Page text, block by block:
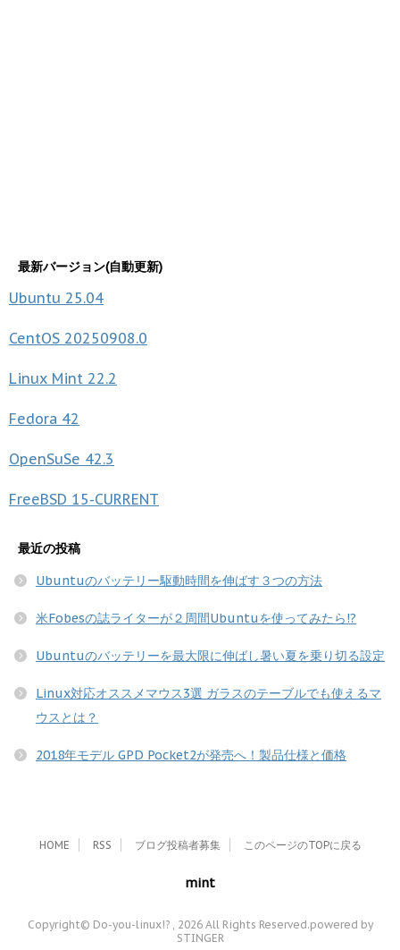
最新バージョン(自動更新)
Ubuntu 25.04
CentOS 20250908.0
Linux Mint 22.2
Fedora 42
OpenSuSe 42.3
FreeBSD 15-CURRENT
最近の投稿
Ubuntuのバッテリー駆動時間を伸ばす３つの方法
米Fobesの誌ライターが２周間Ubuntuを使ってみたら!?
Ubuntuのバッテリーを最大限に伸ばし暑い夏を乗り切る設定
Linux対応オススメマウス3選 ガラスのテーブルでも使えるマ
ウスとは？
2018年モデル GPD Pocket2が発売へ！製品仕様と価格
HOME RSS ブログ投稿者募集 このページのTOPに戻る
mint
Copyright© Do-you-linux!? , 2026 All Rights Reserved.powered by
STINGER